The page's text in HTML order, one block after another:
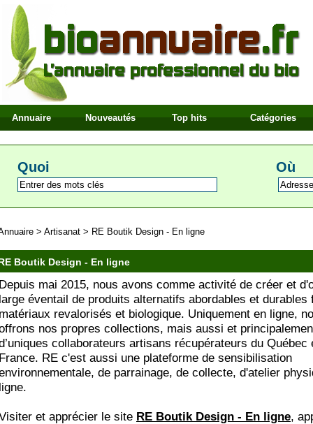
Annuaire Nouveautés Top hits Catégories
Quoi Où
> Artisanat > RE Boutik Design - En ligne
Boutik Design - En ligne
mai 2015, nous avons comme activité de créer et
éventail de produits alternatifs abordables et durables
revalorisés et biologique. Uniquement en ligne,
nos propres collections, mais aussi et
collaborateurs artisans récupérateurs du Québec
RE c'est aussi une plateforme de sensibilisation
de parrainage, de collecte, d'atelier
et apprécier le site RE Boutik Design - En ligne,